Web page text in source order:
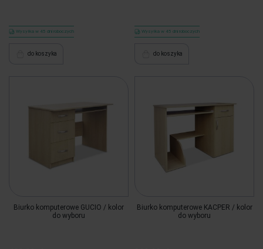
Wysyłka w 45 dni roboczych
do koszyka
Wysyłka w 45 dni roboczych
do koszyka
Biurko komputerowe GUCIO / kolor
do wyboru
Biurko komputerowe KACPER / kolor
do wyboru